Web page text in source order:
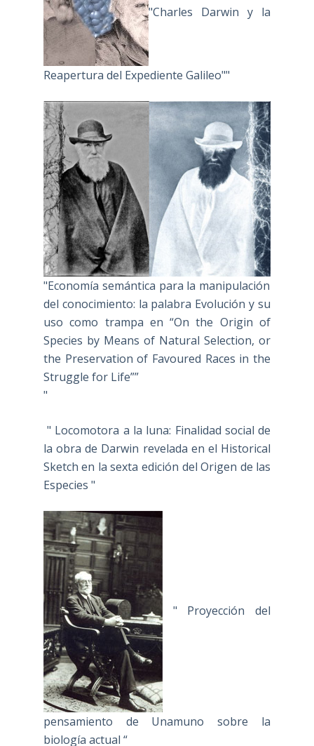
"Charles Darwin y la
Reapertura del Expediente Galileo""
"Economía semántica para la manipulación
del conocimiento: la palabra Evolución y su
uso como trampa en “On the Origin of
Species by Means of Natural Selection, or
the Preservation of Favoured Races in the
Struggle for Life””
"
" Locomotora a la luna: Finalidad social de
la obra de Darwin revelada en el Historical
Sketch en la sexta edición del Origen de las
Especies "
" Proyección del
pensamiento de Unamuno sobre la
biología actual “